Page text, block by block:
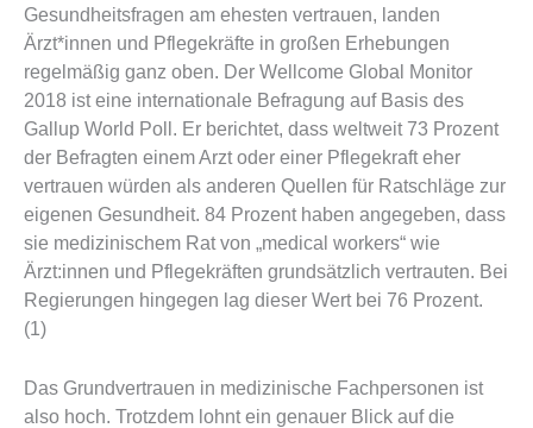
Gesundheitsfragen am ehesten vertrauen, landen
Ärzt*innen und Pflegekräfte in großen Erhebungen
regelmäßig ganz oben. Der Wellcome Global Monitor
2018 ist eine internationale Befragung auf Basis des
Gallup World Poll. Er berichtet, dass weltweit 73 Prozent
der Befragten einem Arzt oder einer Pflegekraft eher
vertrauen würden als anderen Quellen für Ratschläge zur
eigenen Gesundheit. 84 Prozent haben angegeben, dass
sie medizinischem Rat von „medical workers“ wie
Ärzt:innen und Pflegekräften grundsätzlich vertrauten. Bei
Regierungen hingegen lag dieser Wert bei 76 Prozent.
(1)
Das Grundvertrauen in medizinische Fachpersonen ist
also hoch. Trotzdem lohnt ein genauer Blick auf die